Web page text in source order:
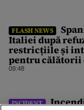
FLASH NEWS
Italiei după
restricțiile și
pentru
09:48
INCIDENT